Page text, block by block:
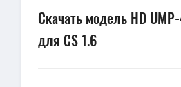
Скачать модель HD
для CS 1.6